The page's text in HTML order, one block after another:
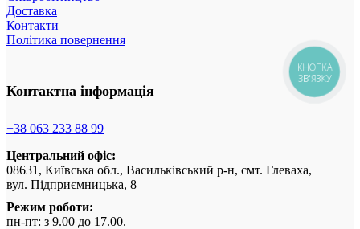
Доставка
Контакти
Політика повернення
Контактна інформація
+38 063 233 88 99
Центральний офіс:
08631, Київська обл., Васильківський р-н, смт. Глеваха,
вул. Підприємницька, 8
Режим роботи:
пн-пт: з 9.00 до 17.00.
КНОПКА
ЗВ'ЯЗКУ